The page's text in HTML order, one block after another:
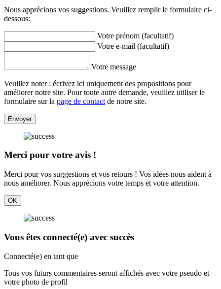
Nous apprécions vos suggestions. Veuillez remplir le formulaire ci-
dessous:
Votre prénom (facultatif)
Votre e-mail (facultatif)
Votre message
Veuillez noter : écrivez ici uniquement des propositions pour
améliorer notre site. Pour toute autre demande, veuillez utiliser le
formulaire sur la page de contact de notre site.
Envoyer
Merci pour votre avis !
Merci pour vos suggestions et vos retours ! Vos idées nous aident à
nous améliorer. Nous apprécions votre temps et votre attention.
OK
Vous êtes connecté(e) avec succès
Connecté(e) en tant que
Tous vos futurs commentaires seront affichés avec votre pseudo et
votre photo de profil